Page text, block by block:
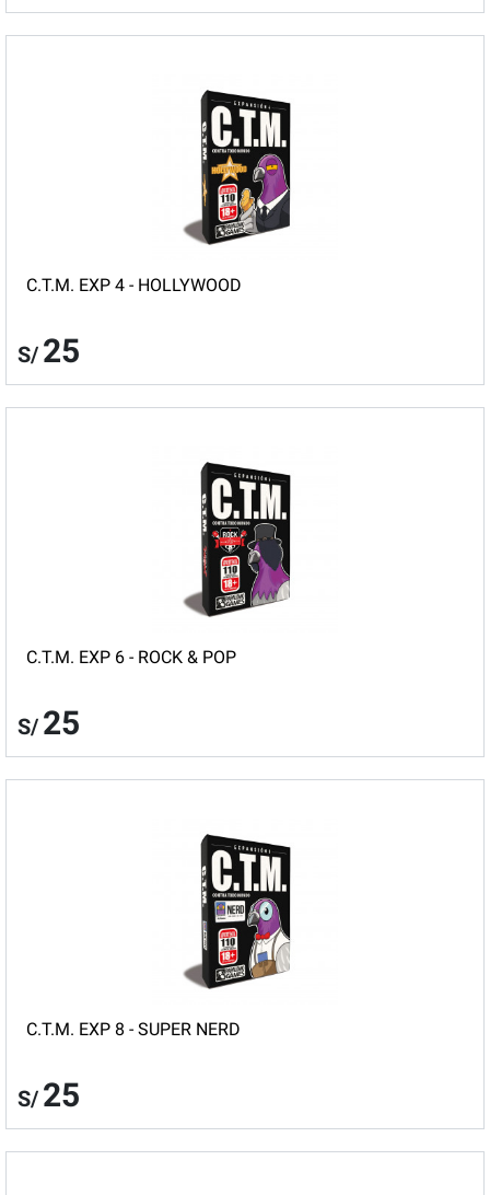
C.T.M. EXP 4 - HOLLYWOOD
S/ 25
C.T.M. EXP 6 - ROCK & POP
S/ 25
C.T.M. EXP 8 - SUPER NERD
S/ 25